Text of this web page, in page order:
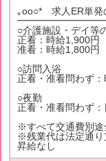
｡oо○* 求人ER単
○介護施設・デイ等
正看：時給1,900円
准看：時給1,800円
○訪問入浴
正看・准看問わず
○夜勤
正看・准看問わず
※すべて交通費別途
※残業代は法定通り
昇給なし